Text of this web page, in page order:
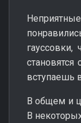
вступаешь
В общем и
В